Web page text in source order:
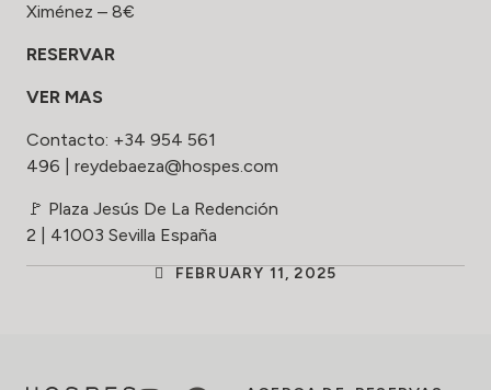
Ximénez – 8€
RESERVAR
VER MAS
Contacto: +34 954 561
496
reydebaeza@hospes.com
🚩 Plaza Jesús De La Redención
2
41003 Sevilla España
FEBRUARY 11, 2025